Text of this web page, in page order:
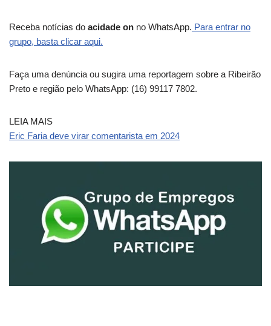
Receba notícias do acidade on no WhatsApp. Para entrar no
grupo, basta clicar aqui.
Faça uma denúncia ou sugira uma reportagem sobre a Ribeirão
Preto e região pelo WhatsApp: (16) 99117 7802.
LEIA MAIS
Eric Faria deve virar comentarista em 2024